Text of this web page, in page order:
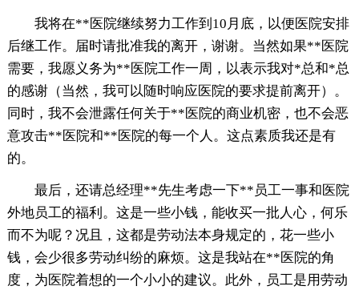
我将在**医院继续努力工作到10月底，以便医院安排
后继工作。届时请批准我的离开，谢谢。当然如果**医院
需要，我愿义务为**医院工作一周，以表示我对*总和*总
的感谢（当然，我可以随时响应医院的要求提前离开）。
同时，我不会泄露任何关于**医院的商业机密，也不会恶
意攻击**医院和**医院的每一个人。这点素质我还是有
的。
最后，还请总经理**先生考虑一下**员工一事和医院
外地员工的福利。这是一些小钱，能收买一批人心，何乐
而不为呢？况且，这都是劳动法本身规定的，花一些小
钱，会少很多劳动纠纷的麻烦。这是我站在**医院的角
度，为医院着想的一个小小的建议。此外，员工是用劳动